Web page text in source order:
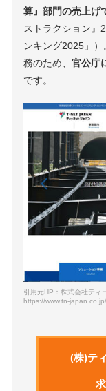
算』部門の売上げ
ストラクション』
ンキング2025」
務のため、官公庁
です。
引用元HP：株式会社ティ
https://www.tn-
(株)テ